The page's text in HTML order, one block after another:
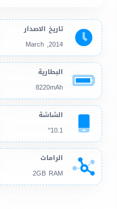
تاريخ الاصدار
2014, March
البطارية
8220mAh
الشاشة
10.1"
الرامات
2GB RAM